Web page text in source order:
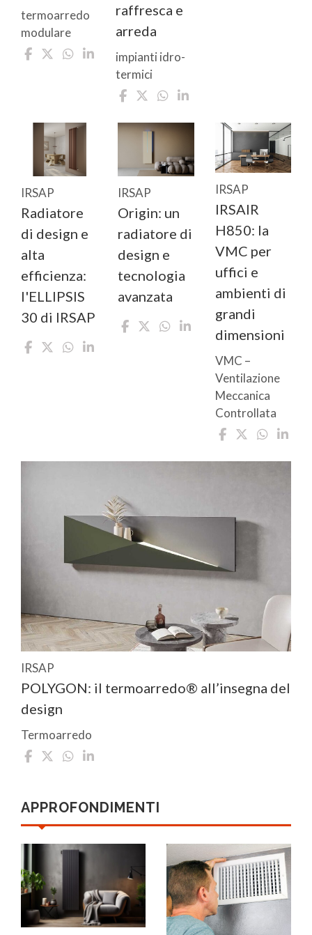
termoarredo
modulare
raffresca e
arreda
impianti idro-
termici
IRSAP
Radiatore
di design e
alta
efficienza:
l'ELLIPSIS
30 di IRSAP
IRSAP
Origin: un
radiatore di
design e
tecnologia
avanzata
IRSAP
IRSAIR
H850: la
VMC per
uffici e
ambienti di
grandi
dimensioni
VMC –
Ventilazione
Meccanica
Controllata
IRSAP
POLYGON: il termoarredo® all’insegna del
design
Termoarredo
APPROFONDIMENTI